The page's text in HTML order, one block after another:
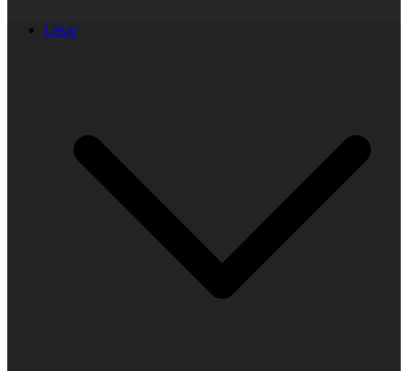
Lekar